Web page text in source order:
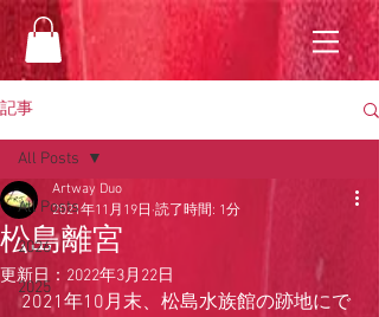
記事
All Posts
2026
2025
All Posts
松島離宮
Artway Duo
2021年11月19日 読了時間: 1分
更新日： 2022年3月22日
2021年10月末、松島水族館の跡地にで